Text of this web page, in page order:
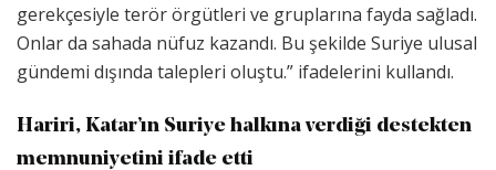
gerekçesiyle terör örgütleri ve gruplarına fayda sağladı.
Onlar da sahada nüfuz kazandı. Bu şekilde Suriye ulusal
gündemi dışında talepleri oluştu.” ifadelerini kullandı.
Hariri, Katar’ın Suriye halkına verdiği destekten
memnuniyetini ifade etti